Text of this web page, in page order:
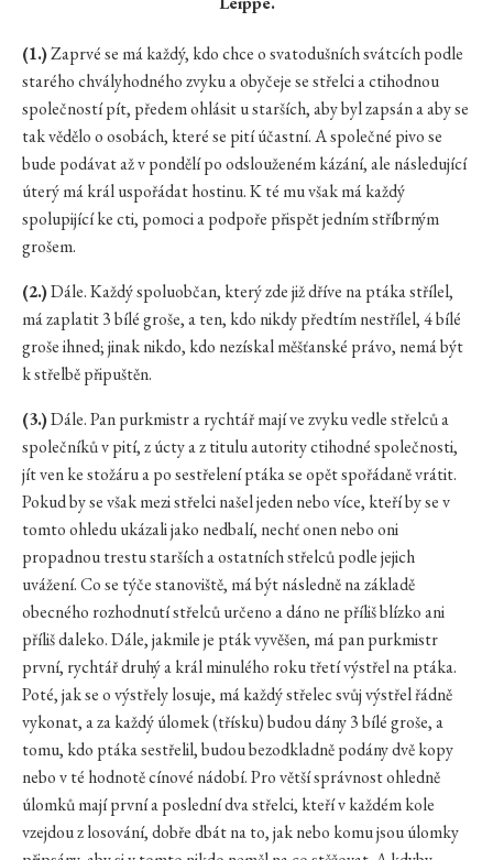
(1.)Zaprvé se má každý, kdo chce o svatodušních svátcích podle
starého chvályhodného zvyku a obyčeje se střelci a ctihodnou
společností pít, předem ohlásit u starších, aby byl zapsán a aby se
tak vědělo o osobách, které se pití účastní. A společné pivo se
bude podávat až v pondělí po odslouženém kázání, ale následující
úterý má král uspořádat hostinu. K té mu však má každý
spolupijící ke cti, pomoci a podpoře přispět jedním stříbrným
grošem.
(2.)Dále. Každý spoluobčan, který zde již dříve na ptáka střílel,
má zaplatit 3 bílé groše, a ten, kdo nikdy předtím nestřílel, 4 bílé
groše ihned; jinak nikdo, kdo nezískal měšťanské právo, nemá být
k střelbě připuštěn.
(3.)Dále. Pan purkmistr a rychtář mají ve zvyku vedle střelců a
společníků v pití, z úcty a z titulu autority ctihodné společnosti,
jít ven ke stožáru a po sestřelení ptáka se opět spořádaně vrátit.
Pokud by se však mezi střelci našel jeden nebo více, kteří by se v
tomto ohledu ukázali jako nedbalí, nechť onen nebo oni
propadnou trestu starších a ostatních střelců podle jejich
uvážení. Co se týče stanoviště, má být následně na základě
obecného rozhodnutí střelců určeno a dáno ne příliš blízko ani
příliš daleko. Dále, jakmile je pták vyvěšen, má pan purkmistr
první, rychtář druhý a král minulého roku třetí výstřel na ptáka.
Poté, jak se o výstřely losuje, má každý střelec svůj výstřel řádně
vykonat, a za každý úlomek (třísku) budou dány 3 bílé groše, a
tomu, kdo ptáka sestřelil, budou bezodkladně podány dvě kopy
nebo v té hodnotě cínové nádobí. Pro větší správnost ohledně
úlomků mají první a poslední dva střelci, kteří v každém kole
vzejdou z losování, dobře dbát na to, jak nebo komu jsou úlomky